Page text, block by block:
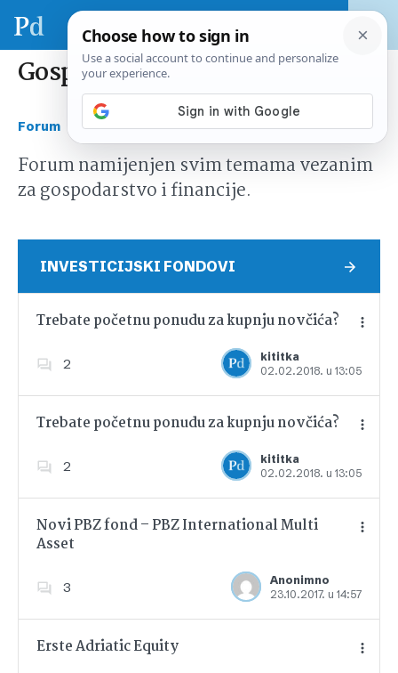
Gospodarstvo i financije
Forum Gospodarstvo i financije
Forum namijenjen svim temama vezanim
za gospodarstvo i financije.
INVESTICIJSKI FONDOVI
Trebate početnu ponudu za kupnju novčića?
2
kititka
02.02.2018. u 13:05
Dodajte u favorite
Trebate početnu ponudu za kupnju novčića?
2
kititka
02.02.2018. u 13:05
Dodajte u favorite
Novi PBZ fond – PBZ International Multi
Asset
3
Anonimno
23.10.2017. u 14:57
Dodajte u favorite
Erste Adriatic Equity